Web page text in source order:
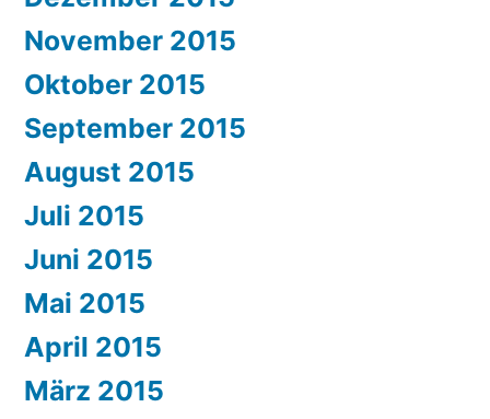
November 2015
Oktober 2015
September 2015
August 2015
Juli 2015
Juni 2015
Mai 2015
April 2015
März 2015